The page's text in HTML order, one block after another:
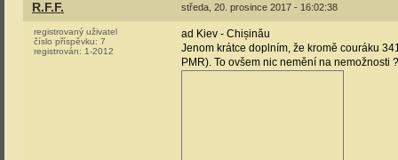
R.F.F. středa, 20. prosince 2017 - 16:02:38
registrovaný uživatel
číslo příspěvku: 7
registrován: 1-2012
ad Kiev - Chișinău
Jenom krátce doplním, že kromě couráku
PMR). To ovšem nic nemění na